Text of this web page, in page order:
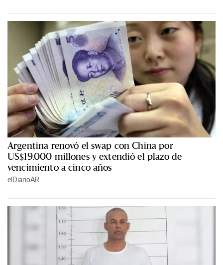
Argentina renovó el swap con China por
US$19.000 millones y extendió el plazo de
vencimiento a cinco años
elDiarioAR